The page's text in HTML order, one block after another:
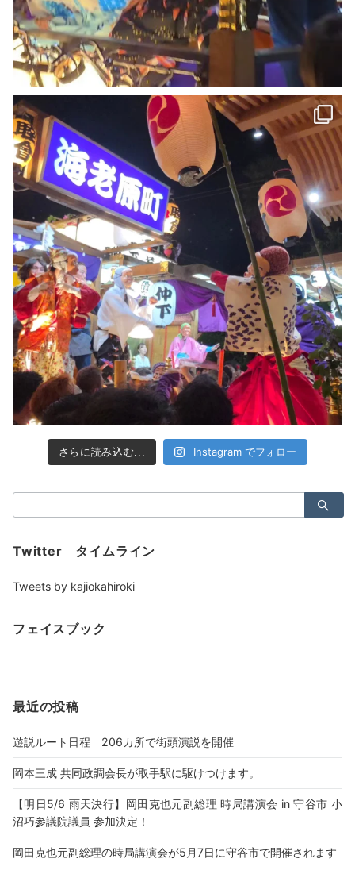
さらに読み込む... Instagram でフォロー
索：
Twitter タイムライン
Tweets by kajiokahiroki
フェイスブック
最近の投稿
遊説ルート日程 206カ所で街頭演説を開催
岡本三成 共同政調会長が取手駅に駆けつけます。
【明日5/6 雨天決行】岡田克也元副総理 時局講演会 in 守谷市 小
沼巧参議院議員 参加決定！
岡田克也元副総理の時局講演会が5月7日に守谷市で開催されます